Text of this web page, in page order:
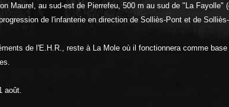
Maurel, au sud-est de Pierrefeu, 500 m au sud de "La Fayolle"
de l'infanterie en direction de Solliès-Pont et de Solliès-
de l'E.H.R., reste à La Mole où il fonctionnera comme
août.